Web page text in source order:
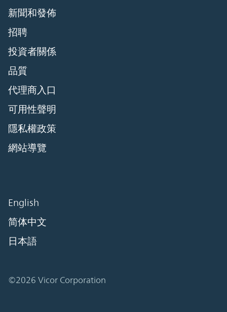
新聞和發佈
招聘
投資者關係
品質
代理商入口
可用性聲明
隱私權政策
網站導覽
English
简体中文
日本語
©2026 Vicor Corporation